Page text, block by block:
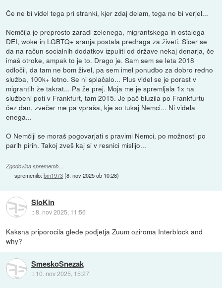
Če ne bi videl tega pri stranki, kjer zdaj delam, tega ne bi verjel...
Nemčija je preprosto zaradi zelenega, migrantskega in ostalega
DEI, woke in LGBTQ+ sranja postala predraga za živeti. Sicer se
da na račun socialnih dodatkov izpuliti od države nekaj denarja, če
imaš otroke, ampak to je to. Drago je. Sam sem se leta 2018
odločil, da tam ne bom živel, pa sem imel ponudbo za dobro redno
služba, 100k+ letno. Se ni splačalo... Plus videl se je porast v
migrantih že takrat... Pa že prej. Moja me je spremljala 1x na
službeni poti v Frankfurt, tam 2015. Je pač bluzila po Frankfurtu
čez dan, zvečer me pa vpraša, kje so tukaj Nemci... Ni videla
enega...
O Nemčiji se moraš pogovarjati s pravimi Nemci, po možnosti po
parih pirih. Takoj zveš kaj si v resnici mislijo...
Zgodovina sprememb…
spremenilo:bm1973(8. nov 2025 ob 10:28)
SloKin
::8. nov 2025, 11:56
Kaksna priporocila glede podjetja Zuum oziroma Interblock and
why?
SmeskoSnezak
:: 10. nov 2025, 15:27